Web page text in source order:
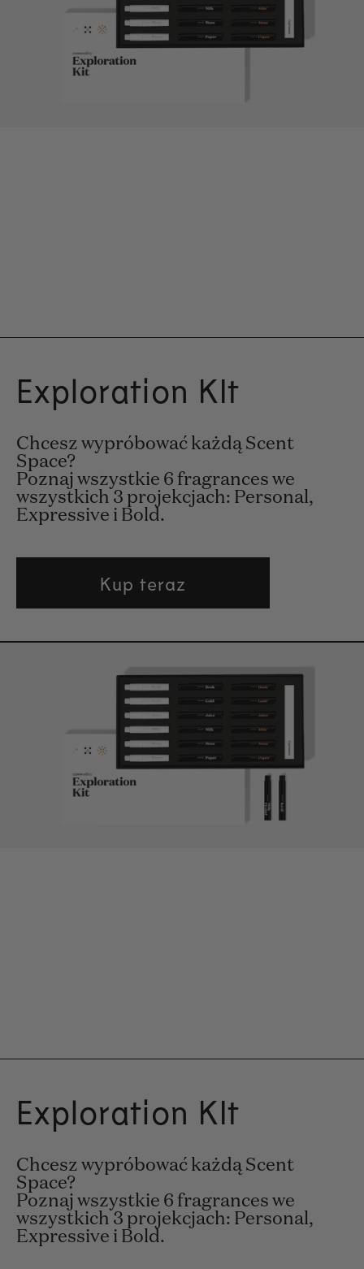
Exploration KIt
Chcesz wypróbować każdą Scent
Space?
Poznaj wszystkie 6 fragrances we
wszystkich 3 projekcjach: Personal,
Expressive i Bold.
Kup teraz
Exploration KIt
Chcesz wypróbować każdą Scent
Space?
Poznaj wszystkie 6 fragrances we
wszystkich 3 projekcjach: Personal,
Expressive i Bold.